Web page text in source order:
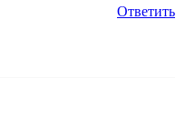
Ответить